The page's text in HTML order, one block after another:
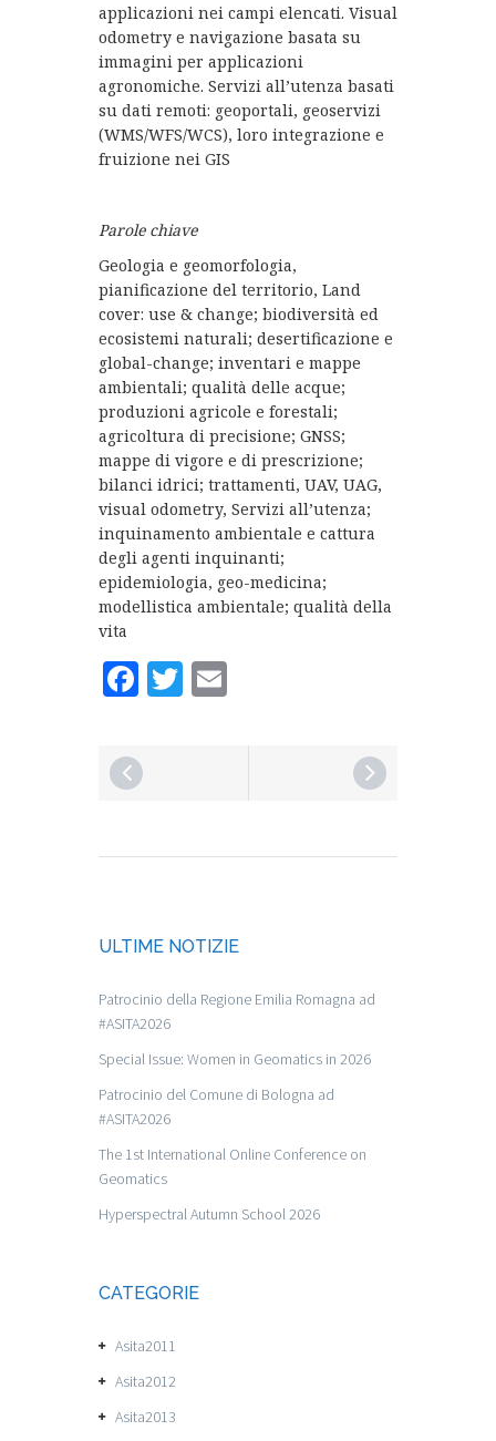
applicazioni nei campi elencati. Visual
odometry e navigazione basata su
immagini per applicazioni
agronomiche. Servizi all’utenza basati
su dati remoti: geoportali, geoservizi
(WMS/WFS/WCS), loro integrazione e
fruizione nei GIS
Parole chiave
Geologia e geomorfologia,
pianificazione del territorio, Land
cover: use & change; biodiversità ed
ecosistemi naturali; desertificazione e
global-change; inventari e mappe
ambientali; qualità delle acque;
produzioni agricole e forestali;
agricoltura di precisione; GNSS;
mappe di vigore e di prescrizione;
bilanci idrici; trattamenti, UAV, UAG,
visual odometry, Servizi all’utenza;
inquinamento ambientale e cattura
degli agenti inquinanti;
epidemiologia, geo-medicina;
modellistica ambientale; qualità della
vita
Facebook
Twitter
ULTIME NOTIZIE
Patrocinio della Regione Emilia Romagna ad
#ASITA2026
Special Issue: Women in Geomatics in 2026
Patrocinio del Comune di Bologna ad
#ASITA2026
The 1st International Online Conference on
Geomatics
Hyperspectral Autumn School 2026
CATEGORIE
Asita2011
Asita2012
Asita2013